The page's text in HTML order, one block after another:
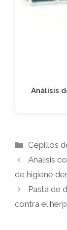
Análisis
Cepillos
Análisis
de higiene
Pasta de
contra el